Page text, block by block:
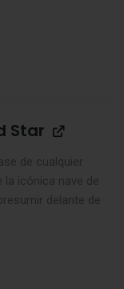
Star
de cualquier
icónica nave de
delante de